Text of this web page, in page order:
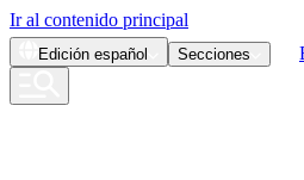
Ir al contenido principal
Edición español Secciones